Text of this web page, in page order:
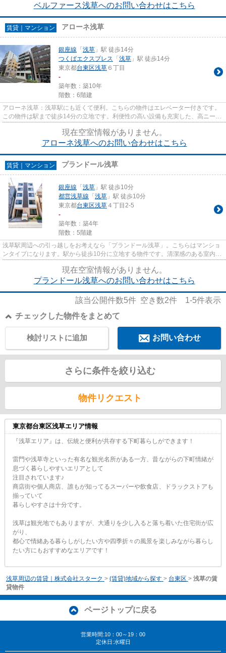
ベルファース浅草へのお問い合わせはこちら
賃貸｜マンション アローネ浅草
銀座線 「 浅草 」駅 徒歩14分
つくばエクスプレス 「 浅草 」駅 徒歩14分
東京都台東区浅草 ６丁目
-
築年数：築10年
階数：6階建
アローネ浅草：浅草駅にも近くて便利。こちらの物件はエレベーター付きです。
この物件は駅まで徒歩14分の立地です。利便性の高い設備も充実した、高ニーズ
現在空室情報がありません。
アローネ浅草へのお問い合わせはこちら
賃貸｜マンション プランドール浅草
銀座線 「 浅草 」駅 徒歩10分
都営浅草線 「 浅草 」駅 徒歩10分
東京都台東区浅草 ４丁目2-5
-
築年数：築4年
階数：5階建
浅草駅周辺への引っ越しをお考えなら「プランドール浅草」。こちらはマンショ
ンタイプになります。駅から徒歩10分に立地する物件です。清潔感のある室内が
現在空室情報がありません。
プランドール浅草へのお問い合わせはこちら
該当公開件数5件 空き数2件 1-5件表示
チェックした物件をまとめて
お問い合わせ
検討リストに追加
さらに条件を絞り込む
物件リクエスト
東京都台東区浅草エリア情報
『浅草エリア』は、伝統と便利が共存する下町暮らしができます！
雷門や浅草寺といった有名な観光名所がある一方、昔ながらの下町情緒が
息づく暮らしやすいエリアとして
注目されています♪
商店街や個人商店、誰もが知ってるスーパーや飲食店、ドラックストアも
揃っていて
暮らしやすさは十分です。
浅草は観光地でもありますが、大通りを少し入ると落ち着いた住宅街が広
がり、
都心で情緒ある暮らしがしたい方や四季折々の風景を楽しみながら暮らし
たい方にもおすすめなエリアです！
浅草周辺の賃貸｜株式会社スターク > (賃貸)地域から探す > 台東区 > 浅草の賃
貸物件
ページトップに戻る
営業時間:10：00～19：00
定休日:水曜日